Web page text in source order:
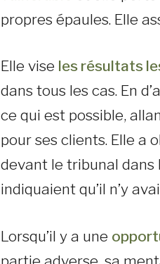
propres épaules. Elle
Elle vise les résultats
dans tous les cas. En
ce qui est possible,
pour ses clients. Elle a
devant le tribunal dans
indiquaient qu’il n’y
Lorsqu’il y a une